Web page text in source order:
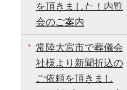
を頂きました！内覧
会のご案内
常陸大宮市で葬儀会
社様より新聞折込の
ご依頼を頂きまし